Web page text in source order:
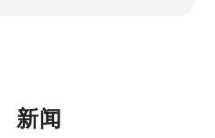
渡(英文文章)
替代选择。试用一下，您就
么。
新闻